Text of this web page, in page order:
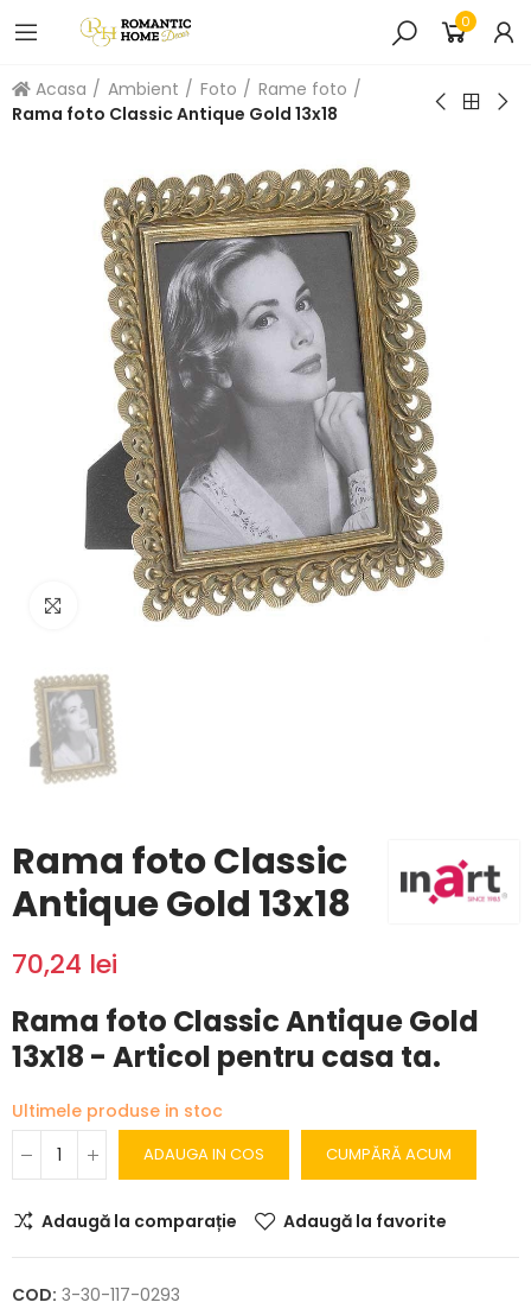
0
Acasa Ambient Foto
Rame foto
Rama foto Classic Antique Gold 13x18
Click to enlarge
Rama foto Classic
Antique Gold 13x18
70,24 lei
Rama foto Classic Antique Gold
13x18 - Articol pentru casa ta.
Ultimele produse in stoc
ADAUGA IN COS CUMPĂRĂ ACUM
Adaugă la comparație Adaugă la favorite
COD: 3-30-117-0293